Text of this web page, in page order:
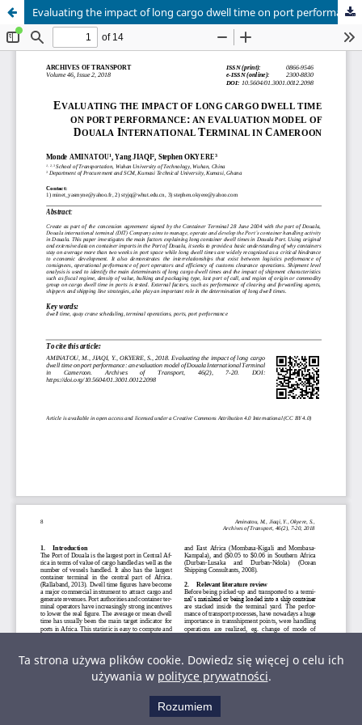
Evaluating the impact of long cargo dwell time on port performance: an evaluation model of Douala International Terminal in Cameroon
Ta strona używa plików cookie. Dowiedz się więcej o celu ich
używania w polityce prywatności.
Rozumiem